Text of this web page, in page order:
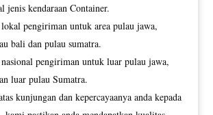
jenis kendaraan Container.
lokal pengiriman untuk area pulau jawa,
bali dan pulau sumatra.
nasional pengiriman untuk luar pulau jawa,
luar pulau Sumatra.
kunjungan dan kepercayaanya anda kepada